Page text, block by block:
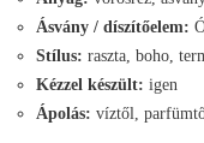
Ásvány / díszítőelem:
Stílus: raszta, boho,
Kézzel készült: igen
Ápolás: víztől,